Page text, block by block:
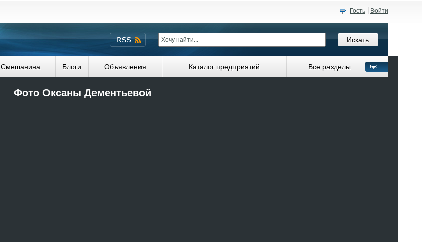
Гость Войти
Смешанина Блоги Объявления Каталог предприятий Все разделы
Фото Оксаны Дементьевой